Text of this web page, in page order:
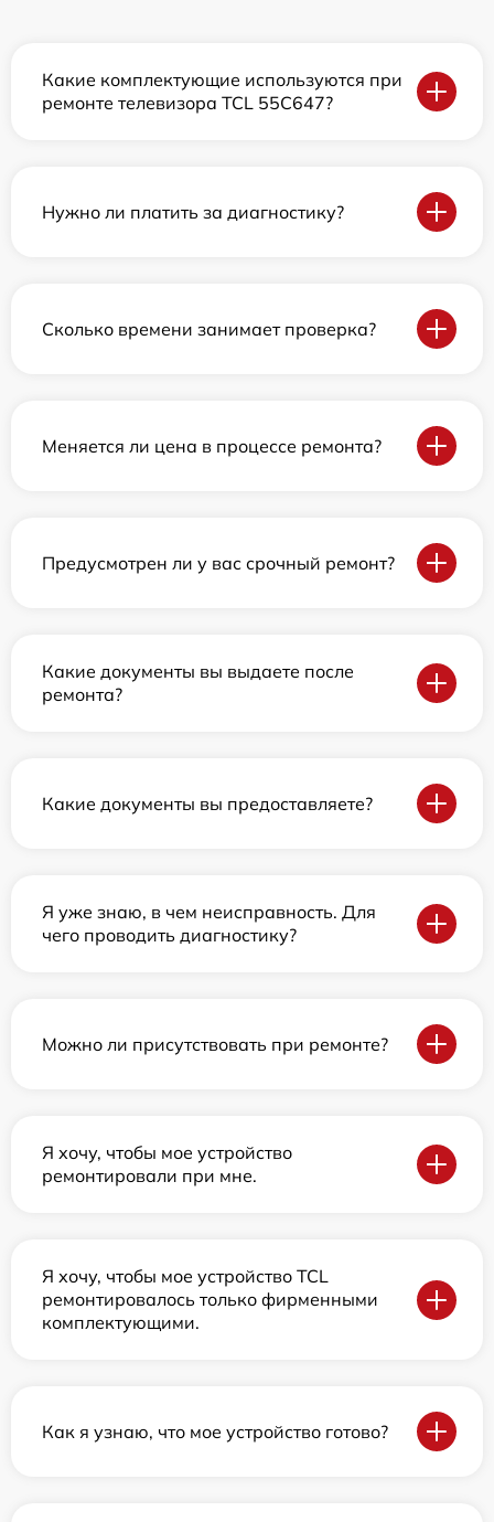
Какие комплектующие используются при
ремонте телевизора TCL 55C647?
Нужно ли платить за диагностику?
Сколько времени занимает проверка?
Меняется ли цена в процессе ремонта?
Предусмотрен ли у вас срочный ремонт?
Какие документы вы выдаете после
ремонта?
Какие документы вы предоставляете?
Я уже знаю, в чем неисправность. Для
чего проводить диагностику?
Можно ли присутствовать при ремонте?
Я хочу, чтобы мое устройство
ремонтировали при мне.
Я хочу, чтобы мое устройство TCL
ремонтировалось только фирменными
комплектующими.
Как я узнаю, что мое устройство готово?